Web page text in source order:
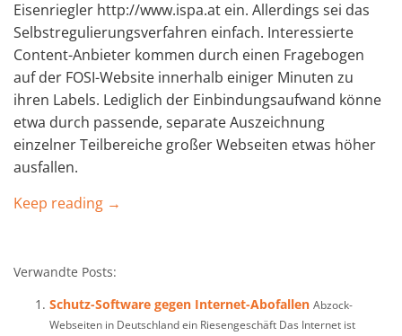
Eisenriegler http://www.ispa.at ein. Allerdings sei das
Selbstregulierungsverfahren einfach. Interessierte
Content-Anbieter kommen durch einen Fragebogen
auf der FOSI-Website innerhalb einiger Minuten zu
ihren Labels. Lediglich der Einbindungsaufwand könne
etwa durch passende, separate Auszeichnung
einzelner Teilbereiche großer Webseiten etwas höher
ausfallen.
Keep reading →
Verwandte Posts:
Schutz-Software gegen Internet-Abofallen Abzock-
Webseiten in Deutschland ein Riesengeschäft Das Internet ist